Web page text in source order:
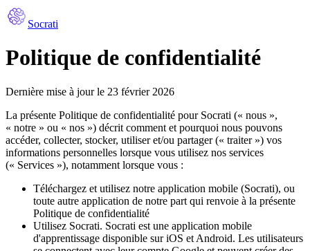
Socrati
Politique de confidentialité
Dernière mise à jour le 23 février 2026
La présente Politique de confidentialité pour Socrati (« nous »,
« notre » ou « nos ») décrit comment et pourquoi nous pouvons
accéder, collecter, stocker, utiliser et/ou partager (« traiter ») vos
informations personnelles lorsque vous utilisez nos services
(« Services »), notamment lorsque vous :
Téléchargez et utilisez notre application mobile (Socrati), ou
toute autre application de notre part qui renvoie à la présente
Politique de confidentialité
Utilisez Socrati. Socrati est une application mobile
d'apprentissage disponible sur iOS et Android. Les utilisateurs